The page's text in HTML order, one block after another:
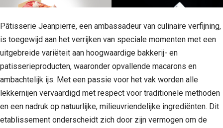
Pâtisserie Jeanpierre, een ambassadeur van culinaire verfijning,
is toegewijd aan het verrijken van speciale momenten met een
uitgebreide variëteit aan hoogwaardige bakkerij- en
patisserieproducten, waaronder opvallende macarons en
ambachtelijk ijs. Met een passie voor het vak worden alle
lekkernijen vervaardigd met respect voor traditionele methoden
en een nadruk op natuurlijke, milieuvriendelijke ingrediënten. Dit
etablissement onderscheidt zich door zijn vermogen om de